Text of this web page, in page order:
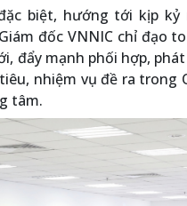
biệt, hướng tới kịp kỷ
đốc VNNIC chỉ đạo
đẩy mạnh phối hợp,
nhiệm vụ đề ra trong
tâm.